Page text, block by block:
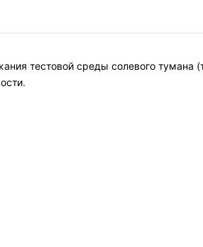
тестовой среды солевого тумана